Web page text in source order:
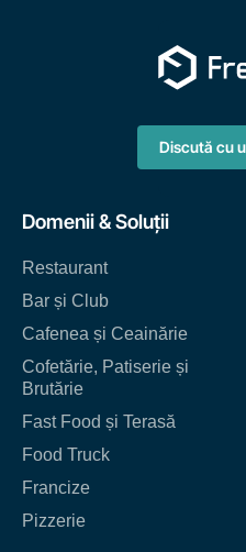
Domenii & Soluții
Restaurant
Bar și Club
Cafenea și Ceainărie
Cofetărie, Patiserie și
Brutărie
Fast Food și Terasă
Food Truck
Francize
Pizzerie
Discută cu